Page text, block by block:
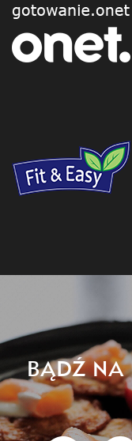
BĄDŹ NA